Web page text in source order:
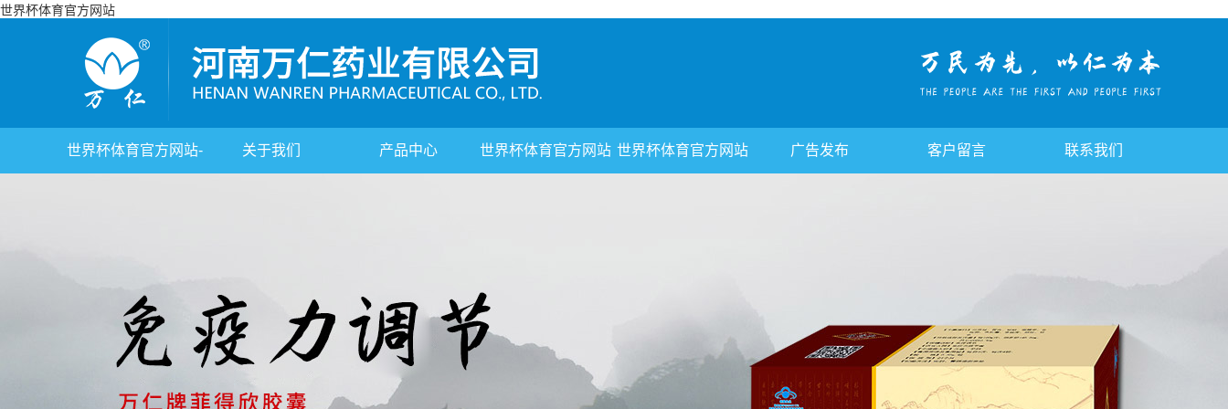
世界杯体育官方网站
世界杯体育官方网站- 关于我们 产品中心 世界杯体育官方网站 世界杯体育官方网站 广告发布 客户留言 联系我们